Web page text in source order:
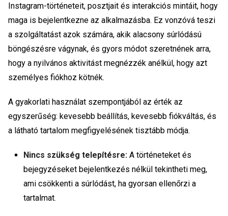
Instagram-történeteit, posztjait és interakciós mintáit, hogy
maga is bejelentkezne az alkalmazásba. Ez vonzóvá teszi
a szolgáltatást azok számára, akik alacsony súrlódású
böngészésre vágynak, és gyors módot szeretnének arra,
hogy a nyilvános aktivitást megnézzék anélkül, hogy azt
személyes fiókhoz kötnék.
A gyakorlati használat szempontjából az érték az
egyszerűség: kevesebb beállítás, kevesebb fiókváltás, és
a látható tartalom megfigyelésének tisztább módja.
Nincs szükség telepítésre: A történeteket és
bejegyzéseket bejelentkezés nélkül tekintheti meg,
ami csökkenti a súrlódást, ha gyorsan ellenőrzi a
tartalmat.